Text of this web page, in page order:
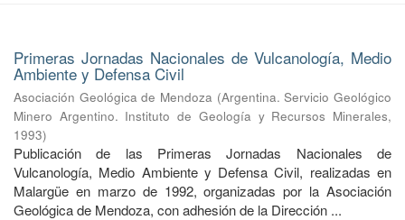
Primeras Jornadas Nacionales de Vulcanología, Medio
Ambiente y Defensa Civil
Asociación Geológica de Mendoza (Argentina. Servicio Geológico
Minero Argentino. Instituto de Geología y Recursos Minerales,
1993)
Publicación de las Primeras Jornadas Nacionales de
Vulcanología, Medio Ambiente y Defensa Civil, realizadas en
Malargüe en marzo de 1992, organizadas por la Asociación
Geológica de Mendoza, con adhesión de la Dirección ...